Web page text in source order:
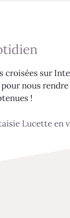
croisées sur
pour nous
!
Lucette en